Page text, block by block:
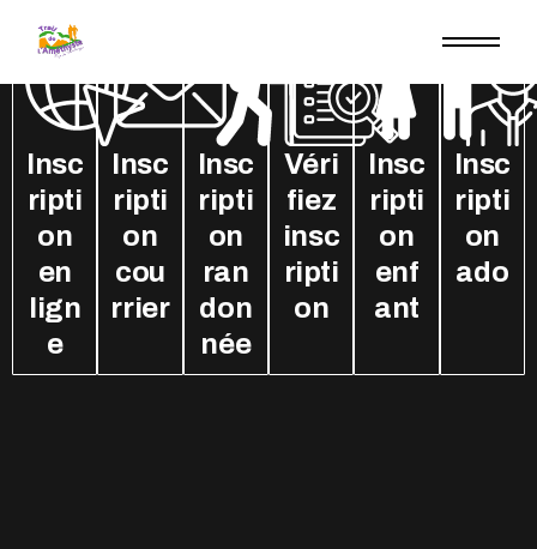
Insc
ripti
on
en
lign
e
Insc
ripti
on
cou
rrier
Insc
ripti
on
ran
don
née
Véri
fiez
insc
ripti
on
Insc
ripti
on
enf
ant
Insc
ripti
on
ado